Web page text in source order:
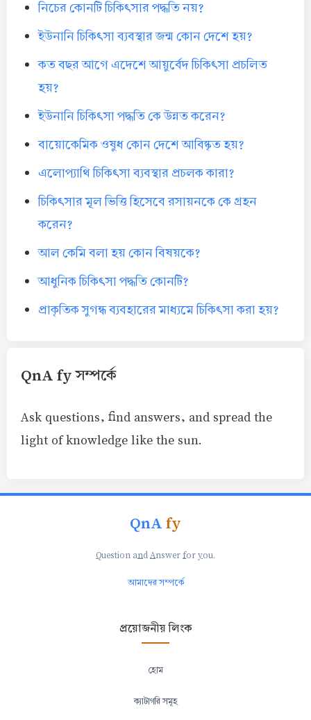
নিচের কোনটি চিকিৎসার পদ্ধতি নয়?
ইউনানি চিকিৎসা ব্যবস্থার জন্ম কোন দেশে হয়?
কত বছর আগে এদেশে আয়ুর্বেদ চিকিৎসা প্রচলিত
হয়?
ইউনানি চিকিৎসা পদ্ধতি কে উন্নত করেন?
বায়োকেমিক ওষুধ কোন দেশে আবিষ্কৃত হয়?
এলোপ্যাথি চিকিৎসা ব্যবস্থার প্রচলক কারা?
চিকিৎসার মূল ভিত্তি হিসেবে রসায়নকে কে গ্রহন
করেন?
আল কেমি বলা হয় কোন বিষয়কে?
আধুনিক চিকিৎসা পদ্ধতি কোনটি?
প্রাকৃতিক সুগন্ধ ব্যবহারের মাধ্যমে চিকিৎসা করা হয়?
QnA fy সম্পর্কে
Ask questions, find answers, and spread the
light of knowledge like the sun.
QnAfy
Question andAnswer foryou.
আমাদের সম্পর্কে
প্রয়োজনীয় লিংক
হোম
ক্যাটাগরি সমূহ